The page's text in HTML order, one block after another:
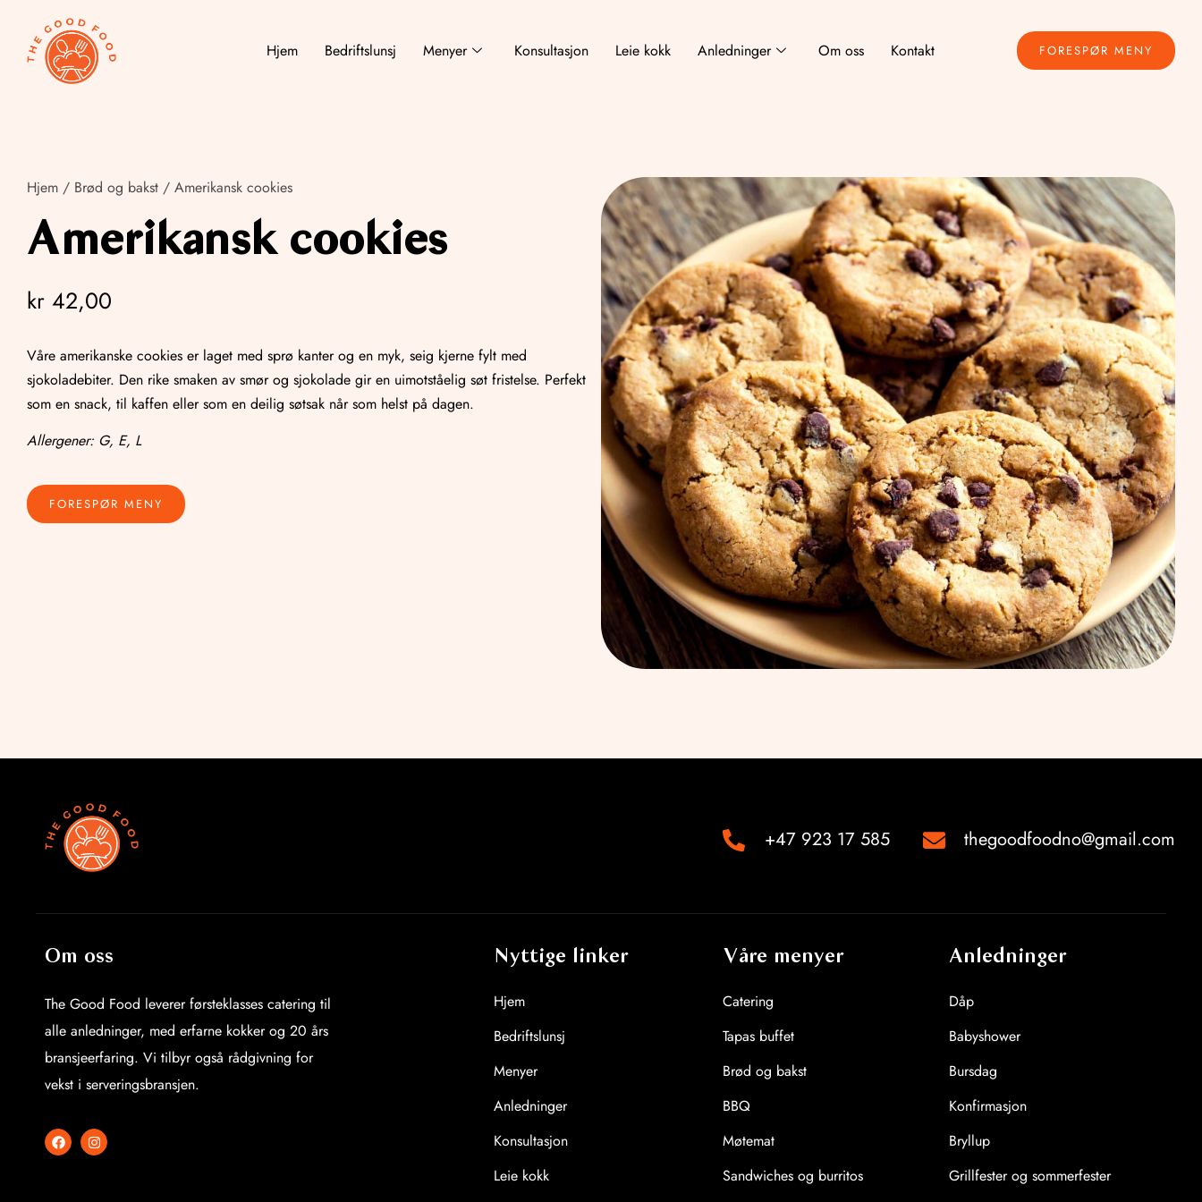
Hjem Bedriftslunsj Menyer Konsultasjon Leie kokk Anledninger Om oss Kontakt FORESPØR MENY
Hjem / Brød og bakst / Amerikansk cookies
Amerikansk cookies
kr 42,00
Våre amerikanske cookies er laget med sprø kanter og en myk, seig kjerne fylt med
sjokoladebiter. Den rike smaken av smør og sjokolade gir en uimotståelig søt fristelse. Perfekt
som en snack, til kaffen eller som en deilig søtsak når som helst på dagen.
Allergener: G, E, L
FORESPØR MENY
+47 923 17 585 thegoodfoodno@gmail.com
Om oss
The Good Food leverer førsteklasses catering til
alle anledninger, med erfarne kokker og 20 års
bransjeerfaring. Vi tilbyr også rådgivning for
vekst i serveringsbransjen.
Nyttige linker
Hjem
Bedriftslunsj
Menyer
Anledninger
Konsultasjon
Leie kokk
Våre menyer
Catering
Tapas buffet
Brød og bakst
BBQ
Møtemat
Sandwiches og burritos
Anledninger
Dåp
Babyshower
Bursdag
Konfirmasjon
Bryllup
Grillfester og sommerfester